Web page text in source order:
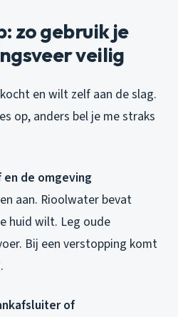
zo gebruik je
veilig
en wilt zelf aan de slag.
op, anders bel je me straks
de omgeving
aan. Rioolwater bevat
huid wilt. Leg oude
Bij een verstopping komt
of